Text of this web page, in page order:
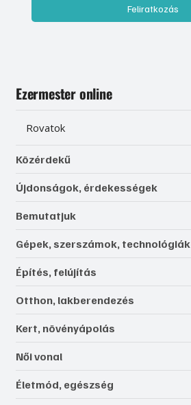
Feliratkozás
Ezermester online
Rovatok
Közérdekű
Újdonságok, érdekességek
Bemutatjuk
Gépek, szerszámok, technológiák
Építés, felújítás
Otthon, lakberendezés
Kert, növényápolás
Női vonal
Életmód, egészség